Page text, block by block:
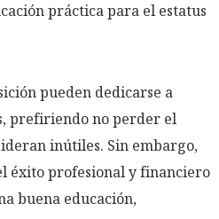
práctica para el estatus
pueden dedicarse a
prefiriendo no perder el
inútiles. Sin embargo,
éxito profesional y financiero
buena educación,